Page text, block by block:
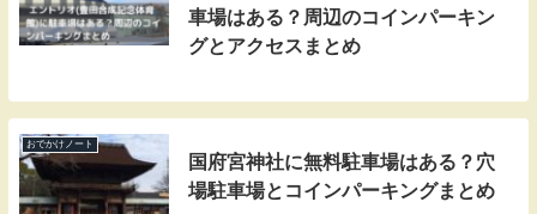
車場はある？周辺のコインパーキン
グとアクセスまとめ
おでかけノート
国府宮神社に無料駐車場はある？穴
場駐車場とコインパーキングまとめ